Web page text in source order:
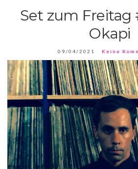
Set zum Freitag
Okapi
09/04/2021 Keine